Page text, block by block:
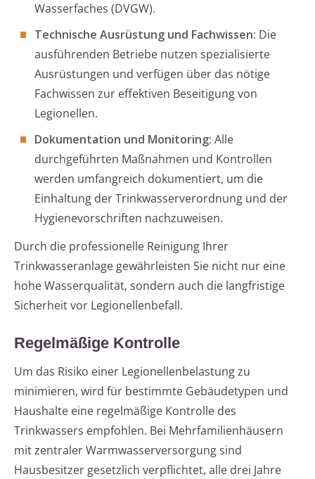
Wasserfaches (DVGW).
Technische Ausrüstung und Fachwissen: Die
ausführenden Betriebe nutzen spezialisierte
Ausrüstungen und verfügen über das nötige
Fachwissen zur effektiven Beseitigung von
Legionellen.
Dokumentation und Monitoring: Alle
durchgeführten Maßnahmen und Kontrollen
werden umfangreich dokumentiert, um die
Einhaltung der Trinkwasserverordnung und der
Hygienevorschriften nachzuweisen.
Durch die professionelle Reinigung Ihrer
Trinkwasseranlage gewährleisten Sie nicht nur eine
hohe Wasserqualität, sondern auch die langfristige
Sicherheit vor Legionellenbefall.
Regelmäßige Kontrolle
Um das Risiko einer Legionellenbelastung zu
minimieren, wird für bestimmte Gebäudetypen und
Haushalte eine regelmäßige Kontrolle des
Trinkwassers empfohlen. Bei Mehrfamilienhäusern
mit zentraler Warmwasserversorgung sind
Hausbesitzer gesetzlich verpflichtet, alle drei Jahre